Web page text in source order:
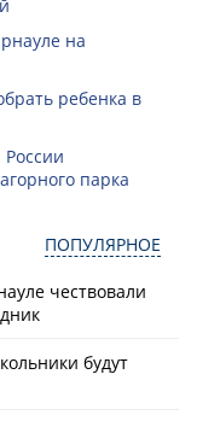
на
ребенка в
парка
ПОПУЛЯРНОЕ
чествовали
будут